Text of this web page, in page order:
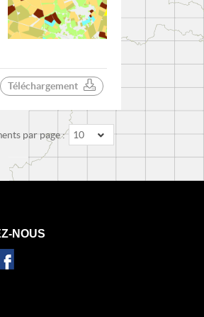
Téléchargement
par page : 10
NOUS